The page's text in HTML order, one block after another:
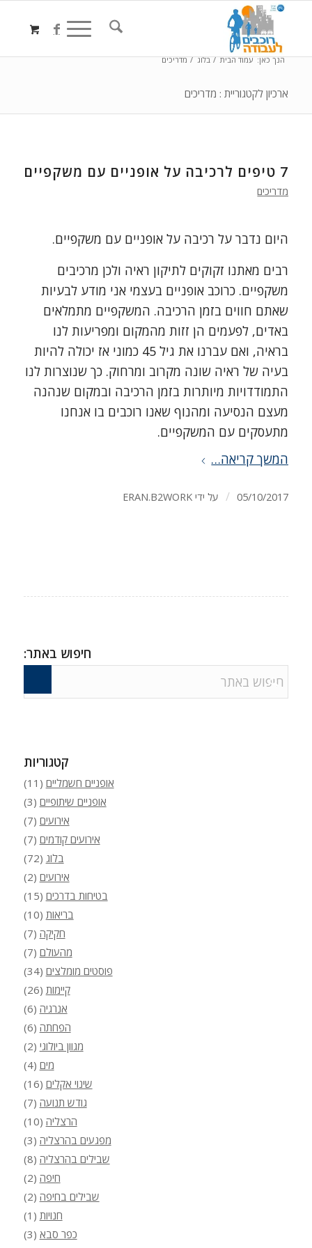
ארכיון לקטגוריית : מדריכים
הנך כאן: עמוד הבית / בלוג / מדריכים
7 טיפים לרכיבה על אופניים עם משקפיים
מדריכים
היום נדבר על רכיבה על אופניים עם משקפיים.
רבים מאתנו זקוקים לתיקון ראיה ולכן מרכיבים
משקפיים. כרוכב אופניים בעצמי אני מודע לבעיות
שאתם חווים בזמן הרכיבה. המשקפיים מתמלאים
באדים, לפעמים הן זזות מהמקום ומפריעות לנו
בראיה, ואם עברנו את גיל 45 כמוני אז יכולה להיות
בעיה של ראיה שונה מקרוב ומרחוק. כך שנוצרות לנו
התמודדויות מיותרות בזמן הרכיבה ובמקום שנהנה
מעצם הנסיעה ומהנוף שאנו רוכבים בו אנחנו
מתעסקים עם המשקפיים.
המשך קריאה…
05/10/2017
/ על ידי ERAN.B2WORK
חיפוש באתר:
קטגוריות
אופניים חשמליים (11)
אופניים שיתופיים (3)
אירועים (7)
אירועים קודמים (7)
בלוג (72)
אירועים (2)
בטיחות בדרכים (15)
בריאות (10)
חקיקה (7)
מהעולם (7)
פוסטים מומלצים (34)
קיימות (26)
אנרגיה (6)
הפחתה (6)
מגוון ביולוגי (2)
מים (4)
שינוי אקלים (16)
גודש תנועה (7)
הרצליה (10)
מפגעים בהרצליה (3)
שבילים בהרצליה (8)
חיפה (2)
שבילים בחיפה (2)
חנויות (1)
כפר סבא (3)